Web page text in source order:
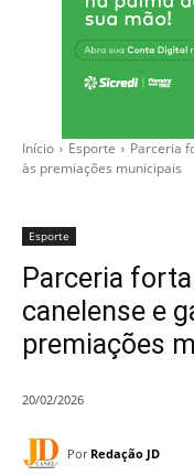
Início Esporte
Parceria
às premiações municipais
Esporte
Parceria
canelense e
premiações
20/02/2026
Por Redação JD